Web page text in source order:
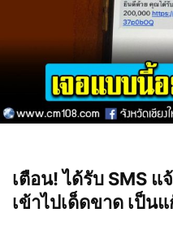
เตือน! ได้รับ SMS แ
เข้าไปเด็ดขาด เป็น